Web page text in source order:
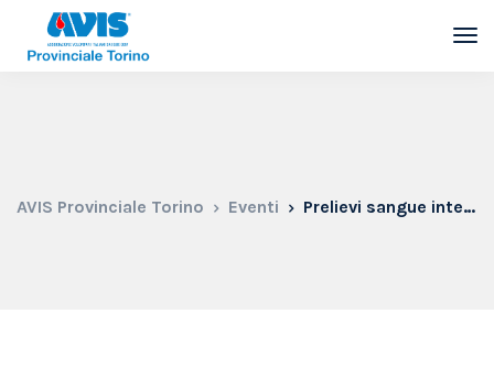
AVIS Provinciale Torino Eventi Prelievi sangue intero a None in Via Beccaria, 3